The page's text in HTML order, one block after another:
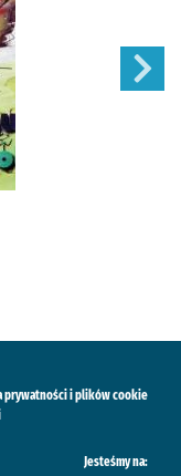
prywatności i plików cookie
Jesteśmy na: